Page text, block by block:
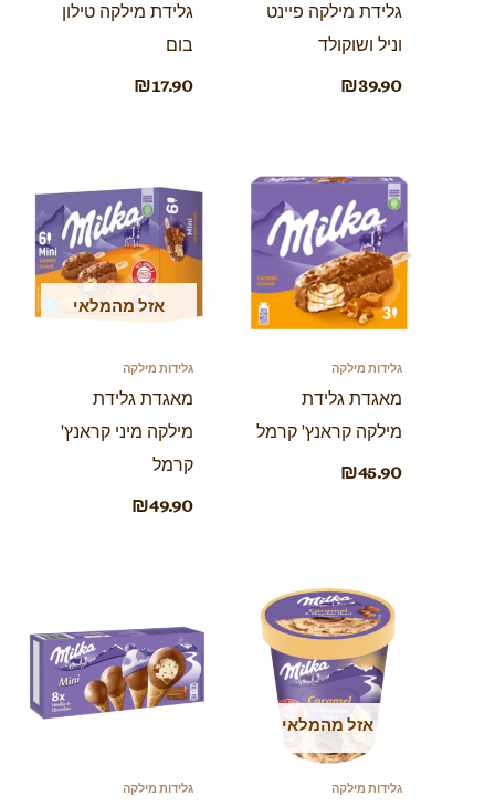
גלידת מילקה פיינט
וניל ושוקולד
₪39.90
גלידת מילקה טילון
בום
₪17.90
גלידות מילקה
מאגדת גלידת
מילקה קראנץ' קרמל
₪45.90
אזל מהמלאי
גלידות מילקה
מאגדת גלידת
מילקה מיני קראנץ'
קרמל
₪49.90
אזל מהמלאי
גלידות מילקה גלידות מילקה